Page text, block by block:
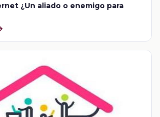
¿Un aliado o enemigo para